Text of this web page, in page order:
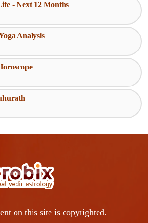
- Next 12 Months
Analysis
on this site is copyrighted.